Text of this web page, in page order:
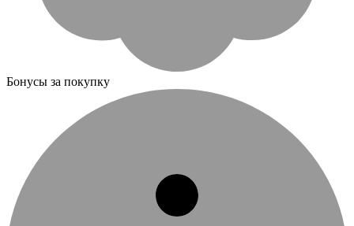
Бонусы за покупку